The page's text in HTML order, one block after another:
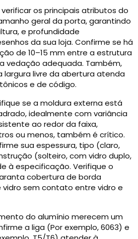
os principais atributos do
geral da porta, garantindo
e profundidade
da sua loja. Confirme se há
de 10–15 mm entre a estrutura
vedação adequada. Também,
livre da abertura atenda
e de código.
se a moldura externa está
idealmente com variância
ao redor da faixa,
ou menos, também é crítico.
sua espessura, tipo (claro,
(solteiro, com vidro duplo,
à especificação. Verifique o
cobertura de borda
sem contato entre vidro e
do alumínio merecem um
a liga (Por exemplo, 6063) e